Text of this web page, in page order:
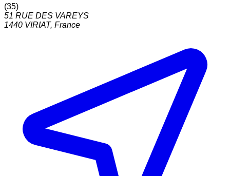
(35)
51 RUE DES VAREYS
1440 VIRIAT, France